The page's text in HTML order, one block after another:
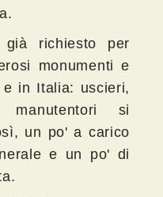
richiesto per
monumenti e
e in Italia: uscieri,
manutentori si
un po' a carico
e un po' di